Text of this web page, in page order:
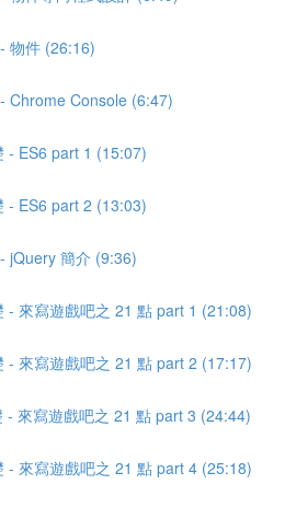
物件 (26:16)
Chrome Console (6:47)
- ES6 part 1 (15:07)
- ES6 part 2 (13:03)
jQuery 簡介 (9:36)
- 來寫遊戲吧之 21 點 part 1 (21:08)
- 來寫遊戲吧之 21 點 part 2 (17:17)
- 來寫遊戲吧之 21 點 part 3 (24:44)
- 來寫遊戲吧之 21 點 part 4 (25:18)